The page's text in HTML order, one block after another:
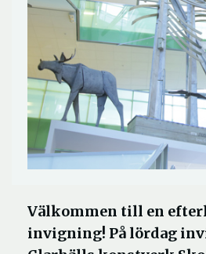
Välkommen till en
invigning! På lördag